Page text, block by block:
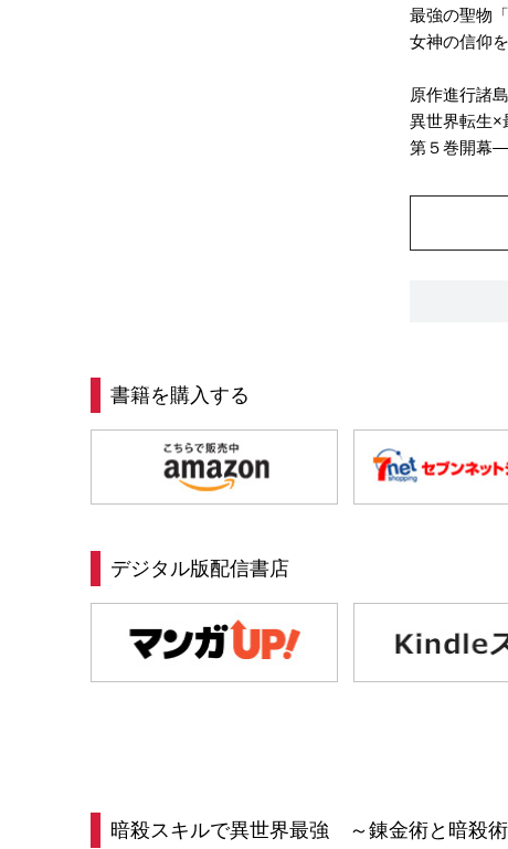
最強の聖物
女神の信仰
原作進行諸
異世界転生×
第５巻開幕
書籍を購入する
デジタル版配信書店
暗殺スキルで異世界最強 ～錬金術と暗殺